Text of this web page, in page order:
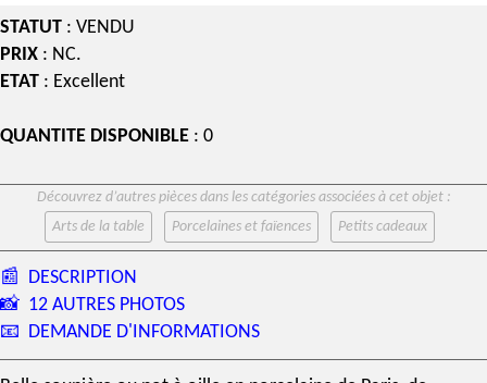
STATUT : VENDU
PRIX : NC.
ETAT : Excellent
QUANTITE DISPONIBLE : 0
Découvrez d’autres pièces dans les catégories associées à cet objet :
Arts de la table
Porcelaines et faïences Petits cadeaux
📰 DESCRIPTION
📸 12 AUTRES PHOTOS
📧 DEMANDE D'INFORMATIONS